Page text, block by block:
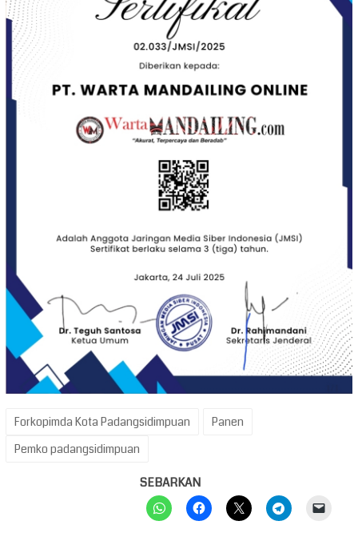
Forkopimda Kota Padangsidimpuan
Panen
Pemko padangsidimpuan
SEBARKAN